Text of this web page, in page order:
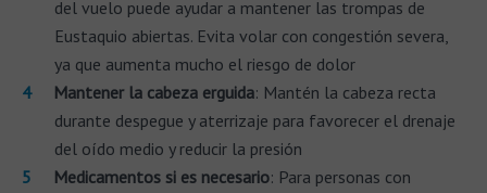
del vuelo puede ayudar a mantener las trompas de
Eustaquio abiertas. Evita volar con congestión severa,
ya que aumenta mucho el riesgo de dolor
Mantener la cabeza erguida: Mantén la cabeza recta
durante despegue y aterrizaje para favorecer el drenaje
del oído medio y reducir la presión
Medicamentos si es necesario: Para personas con